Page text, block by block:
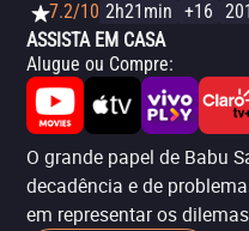
7.2/10 2h21min +16
ASSISTA EM CASA
Alugue ou Compre:
O grande papel de Babu
decadência e de
em representar os